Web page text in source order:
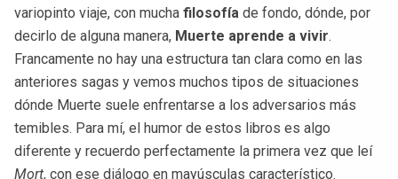
variopinto viaje, con mucha filosofía de fondo, dónde, por
decirlo de alguna manera, Muerte aprende a vivir.
Francamente no hay una estructura tan clara como en las
anteriores sagas y vemos muchos tipos de situaciones
dónde Muerte suele enfrentarse a los adversarios más
temibles. Para mí, el humor de estos libros es algo
diferente y recuerdo perfectamente la primera vez que leí
Mort, con ese diálogo en mayúsculas característico.